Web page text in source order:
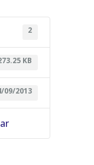
2
KB
09/2013